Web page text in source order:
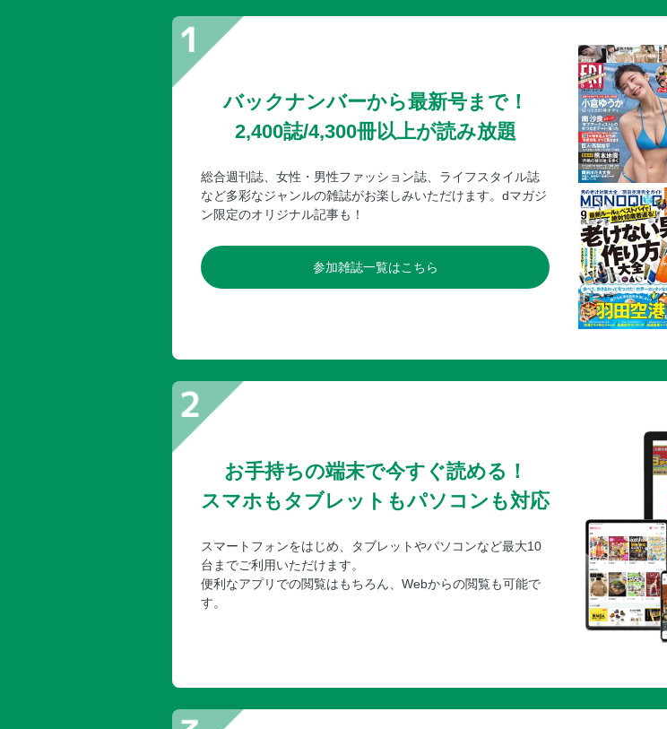
押し入れの収納テク
季節ものの収納テクニ
Ｑ＆Ａで解決！ 防
トイレの収納法
浴室の収納法
洗面所の収納法
玄関まわりの収納法
楽しくお片づけ！ 子
４章 洗濯の知恵袋
洗濯前に部分汚れを
洗濯の基本／洗い方
からませない洗い方
洗濯の困ったを解決
おしゃれ着洗い／お
５章 おつき合いの
あいさつ／おつき合
訪問／お互いに気持
おもてなし／相手を
年中行事／季節を感
ちょっと苦手なご近
６章 健康の知恵袋
免疫力を高める／体
便秘と冷えの改善／
貧血や女性の不調の
症状改善 つらい花
バックナンバーから最新号まで！
2,400誌/4,300冊以上が読み放題
総合週刊誌、女性・男性ファッション誌、ライフスタイル誌
など多彩なジャンルの雑誌がお楽しみいただけます。dマガジ
ン限定のオリジナル記事も！
参加雑誌一覧はこちら
お手持ちの端末で今すぐ読める！
スマホもタブレットもパソコンも対応
スマートフォンをはじめ、タブレットやパソコンなど最大10
台までご利用いただけます。
便利なアプリでの閲覧はもちろん、Webからの閲覧も可能で
す。